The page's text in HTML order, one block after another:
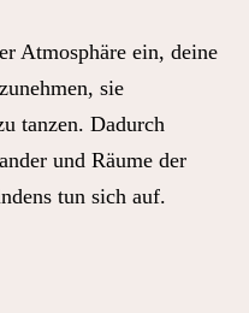
Atmosphäre ein, deine
sie
tanzen. Dadurch
und Räume der
tun sich auf.